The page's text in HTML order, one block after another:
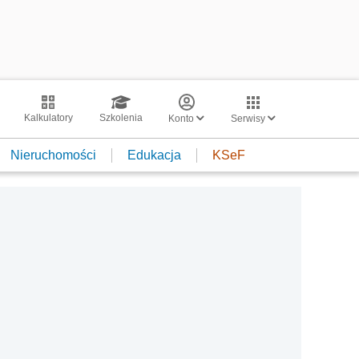
Kalkulatory Szkolenia Konto Serwisy
Nieruchomości Edukacja KSeF